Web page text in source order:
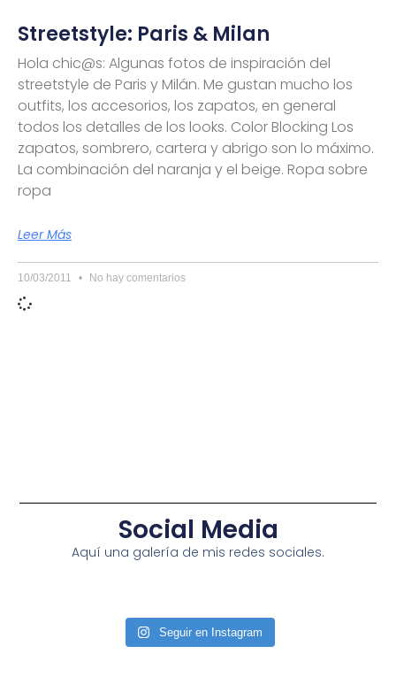
Streetstyle: Paris & Milan
Hola chic@s: Algunas fotos de inspiración del
streetstyle de Paris y Milán. Me gustan mucho los
outfits, los accesorios, los zapatos, en general
todos los detalles de los looks. Color Blocking Los
zapatos, sombrero, cartera y abrigo son lo máximo.
La combinación del naranja y el beige. Ropa sobre
ropa
Leer Más
10/03/2011 No hay comentarios
Social Media
Aquí una galería de mis redes sociales.
Seguir en Instagram